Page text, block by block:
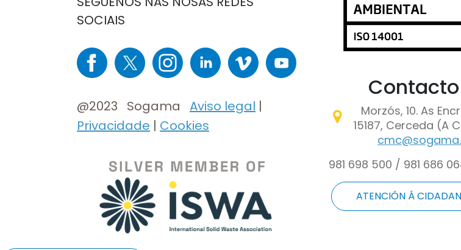
SOCIAIS
Imaxe Imaxe Imaxe Imaxe Imaxe Imaxe
@2023 Sogama Aviso legal |
Privacidade | Cookies
Contacto
Morzós, 10. As
15187, Cerceda (A
981 698 500 / 981 686
ATENCIÓN Á
👋